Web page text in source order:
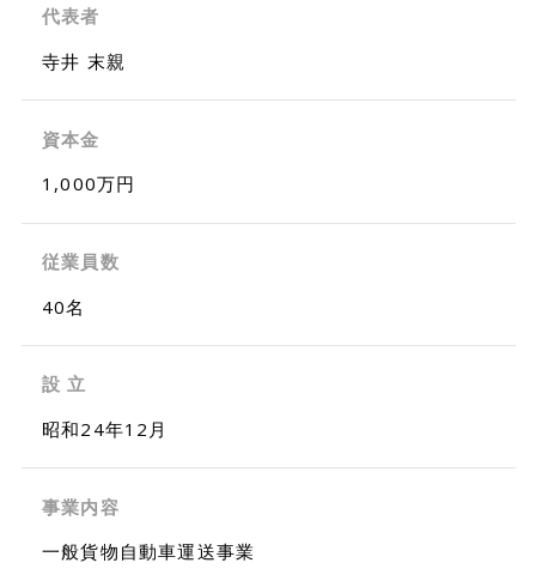
代表者
寺井 末親
資本金
1,000万円
従業員数
40名
設 立
昭和24年12月
事業内容
一般貨物自動車運送事業